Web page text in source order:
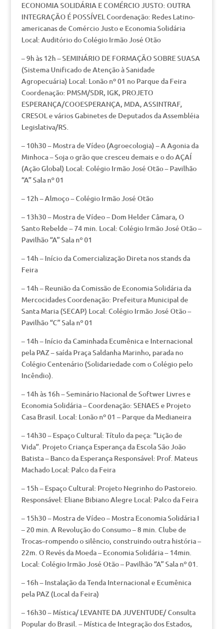
ECONOMIA SOLIDÁRIA E COMÉRCIO JUSTO: OUTRA
INTEGRAÇÃO É POSSÍVEL Coordenação: Redes Latino-
americanas de Comércio Justo e Economia Solidária
Local: Auditório do Colégio Irmão José Otão
– 9h às 12h – SEMINÁRIO DE FORMAÇÃO SOBRE SUASA
(Sistema Unificado de Atenção à Sanidade
Agropecuária) Local: Lonão nº 01 no Parque da Feira
Coordenação: PMSM/SDR, IGK, PROJETO
ESPERANÇA/COOESPERANÇA, MDA, ASSINTRAF,
CRESOL e vários Gabinetes de Deputados da Assembléia
Legislativa/RS.
– 10h30 – Mostra de Vídeo (Agroecologia) – A Agonia da
Minhoca – Soja o grão que cresceu demais e o do AÇAÍ
(Ação Global) Local: Colégio Irmão José Otão – Pavilhão
“A” Sala nº 01
– 12h – Almoço – Colégio Irmão José Otão
– 13h30 – Mostra de Vídeo – Dom Helder Câmara, O
Santo Rebelde – 74 min. Local: Colégio Irmão José Otão –
Pavilhão “A” Sala nº 01
– 14h – Início da Comercialização Direta nos stands da
Feira
– 14h – Reunião da Comissão de Economia Solidária da
Mercocidades Coordenação: Prefeitura Municipal de
Santa Maria (SECAP) Local: Colégio Irmão José Otão –
Pavilhão “C” Sala nº 01
– 14h – Início da Caminhada Ecumênica e Internacional
pela PAZ – saída Praça Saldanha Marinho, parada no
Colégio Centenário (Solidariedade com o Colégio pelo
Incêndio).
– 14h às 16h – Seminário Nacional de Softwer Livres e
Economia Solidária – Coordenação: SENAES e Projeto
Casa Brasil. Local: Lonão nº 01 – Parque da Medianeira
– 14h30 – Espaço Cultural: Título da peça: “Lição de
Vida”. Projeto Criança Esperança da Escola São João
Batista – Banco da Esperança Responsável: Prof. Mateus
Machado Local: Palco da Feira
– 15h – Espaço Cultural: Projeto Negrinho do Pastoreio.
Responsável: Eliane Bibiano Alegre Local: Palco da Feira
– 15h30 – Mostra de Vídeo – Mostra Economia Solidária I
– 20 min. A Revolução do Consumo – 8 min. Clube de
Trocas–rompendo o silêncio, construindo outra história –
22m. O Revés da Moeda – Economia Solidária – 14min.
Local: Colégio Irmão José Otão – Pavilhão “A” Sala nº 01.
– 16h – Instalação da Tenda Internacional e Ecumênica
pela PAZ (Local da Feira)
– 16h30 – Mística/ LEVANTE DA JUVENTUDE/ Consulta
Popular do Brasil. – Mística de Integração dos Estados,